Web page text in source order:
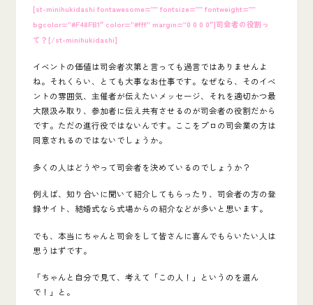
[st-minihukidashi fontawesome=”” fontsize=”” fontweight=””
bgcolor=”#F48FB1″ color=”#fff” margin=”0 0 0 0″]司会者の役割っ
て？[/st-minihukidashi]
イベントの価値は司会者次第と言っても過言ではありませんよ
ね。それくらい、とても大事なお仕事です。なぜなら、そのイベ
ントの雰囲気、主催者が伝えたいメッセージ、それを適切かつ最
大限汲み取り、参加者に伝え共有させるのが司会者の役割だから
です。ただの進行役ではないんです。ここをプロの司会業の方は
同意されるのではないでしょうか。
多くの人はどうやって司会者を決めているのでしょうか？
例えば、知り合いに聞いて紹介してもらったり、司会者の方の登
録サイト、結婚式なら式場からの紹介などが多いと思います。
でも、本当にちゃんと司会をして皆さんに喜んでもらいたい人は
思うはずです。
「ちゃんと自分で見て、考えて「この人！」というのを選ん
で！」と。